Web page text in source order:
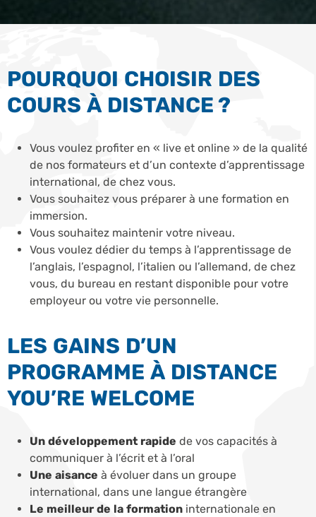
POURQUOI CHOISIR DES
COURS À DISTANCE ?
Vous voulez profiter en « live et online » de la qualité
de nos formateurs et d’un contexte d’apprentissage
international, de chez vous.
Vous souhaitez vous préparer à une formation en
immersion.
Vous souhaitez maintenir votre niveau.
Vous voulez dédier du temps à l’apprentissage de
l’anglais, l’espagnol, l’italien ou l’allemand, de chez
vous, du bureau en restant disponible pour votre
employeur ou votre vie personnelle.
LES GAINS D’UN
PROGRAMME À DISTANCE
YOU’RE WELCOME
Un développement rapide de vos capacités à
communiquer à l’écrit et à l’oral
Une aisance à évoluer dans un groupe
international, dans une langue étrangère
Le meilleur de la formation internationale en